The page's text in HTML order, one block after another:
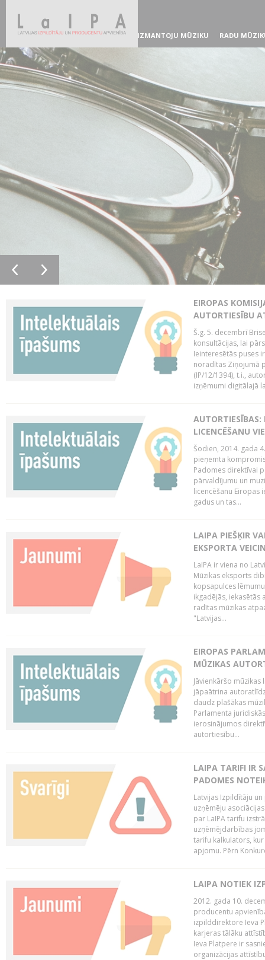
IZMANTOJU MŪZIKU RADU
EIROPAS
AUTORTIESĪBU
Š.g. 5. decembrī
konsultācijas, lai
Ieinteresētās puses
noradītas Ziņojumā
(IP/12/1394), t.i.,
izņēmumi digitālajā
AUTORTIESĪBAS:
LICENCĒŠANU
Šodien, 2014. gada
pieņemta
Padomes direktīvai
pārvaldījumu un
licencēšanu Eiropas
gadus un tas...
LAIPA PIEŠĶIR
EKSPORTA
LaIPA ir viena no
Mūzikas eksports
kopsapulces
ikgadējās, iekasētās
radītas mūzikas
"Latvijas...
EIROPAS
MŪZIKAS
Jāvienkāršo
jāpaātrina
daudz plašākas
Parlamenta
ierosinājumos
autortiesību...
LAIPA TARIFI IR
PADOMES
Latvijas Izpildītāju
uzņēmēju
par LaIPA tarifu
uzņēmējdarbības
tarifu kalkulators,
apjomu. Pērn
LAIPA NOTIEK
2012. gada 10.
producentu
izpilddirektore Ieva
karjeras tālāku
Ieva Platpere ir
organizācijas